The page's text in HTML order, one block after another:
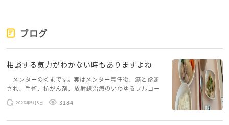
定されるのが先だと思いますので、不安になられてる
のであれば、現時点では、婦人科に行って相談される
せん。
ブログ
相談する気力がわかない時もありますよね
メンターのくまです。実はメンター着任後、癌と診断
され、手術、抗がん剤、放射線治療のいわゆるフルコー
スを体験していて、しばらくメンターカフェに来られて
いませんでした。体力だけでなく、気力も落ちパソコン
2026年5月8日 3184